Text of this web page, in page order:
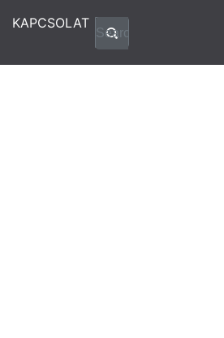
KAPCSOLAT